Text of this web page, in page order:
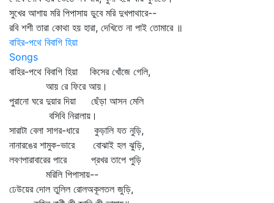
সুখের আশায় মরি পিপাসায় ডুবে মরি দুখপাথারে--
রবি শশী তারা কোথা হয় হারা, দেখিতে না পাই তোমারে ॥
বাহির-পথে বিবাগি হিয়া
Songs
বাহির-পথে বিবাগি হিয়া কিসের খোঁজে গেলি,
আয় রে ফিরে আয়।
পুরানো ঘরে দুয়ার দিয়া ছেঁড়া আসন মেলি
বসিবি নিরালায়।
সারাটা বেলা সাগর-ধারে কুড়ালি যত নুড়ি,
নানারঙের শামুক-ভারে বোঝাই হল ঝুড়ি,
লবণপারাবারের পারে প্রখর তাপে পুড়ি
মরিলি পিপাসায়--
ঢেউয়ের দোল তুলিল রোলঅকূলতল জুড়ি,